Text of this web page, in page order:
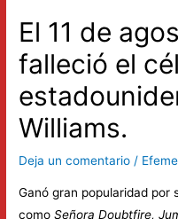
El 11 de
falleció el
Williams.
Deja un comentario /
Ganó gran popularidad por
comoSeñora Doubtfire,